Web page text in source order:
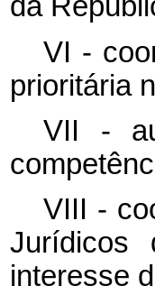
da
VI -
prioritária
VII -
VIII -
Jurídicos
interesse